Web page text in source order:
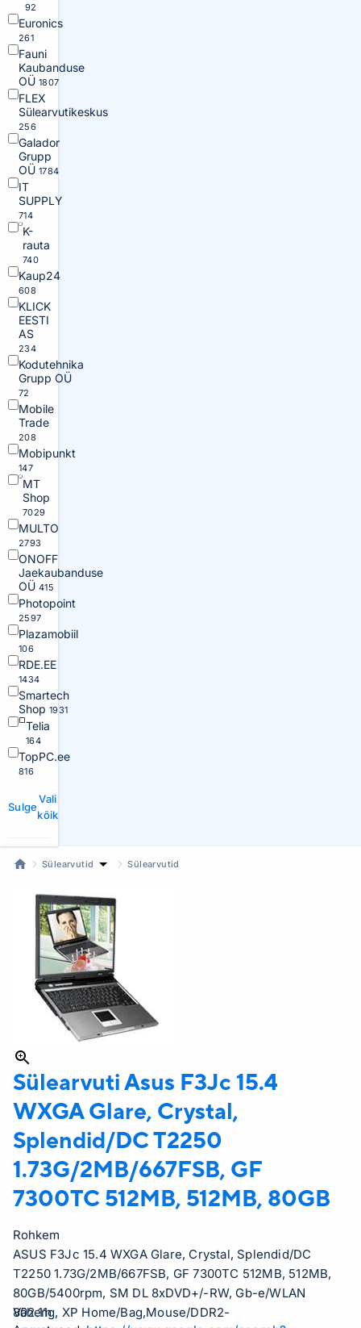
92
Euronics
261
Fauni
Kaubanduse
OÜ 1807
FLEX
Sülearvutikeskus
256
Galador
Grupp
OÜ 1784
IT
SUPPLY
714
K-
rauta
740
Kaup24
608
KLICK
EESTI
AS
234
Kodutehnika
Grupp OÜ
72
Mobile
Trade
208
Mobipunkt
147
MT
Shop
7029
MULTO
2793
ONOFF
Jaekaubanduse
OÜ 415
Photopoint
2597
Plazamobiil
106
RDE.EE
1434
Smartech
Shop 1931
Telia
164
TopPC.ee
816
Sulge
Vali
kõik
Sülearvutid Sülearvutid
Sülearvuti Asus F3Jc 15.4
WXGA Glare, Crystal,
Splendid/DC T2250
1.73G/2MB/667FSB, GF
7300TC 512MB, 512MB, 80GB
Rohkem
ASUS F3Jc 15.4 WXGA Glare, Crystal, Splendid/DC
T2250 1.73G/2MB/667FSB, GF 7300TC 512MB, 512MB,
80GB/5400rpm, SM DL 8xDVD+/-RW, Gb-e/WLAN
802.11g, XP Home/Bag,Mouse/DDR2-
Vähem